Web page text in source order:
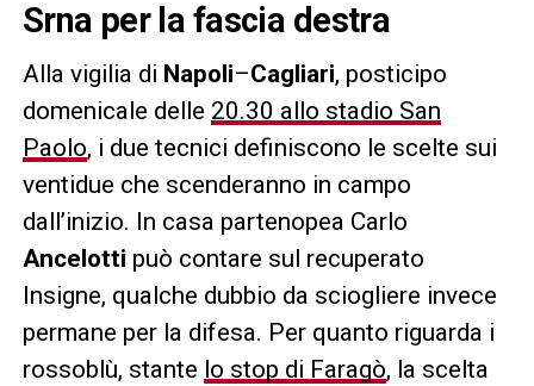
Srna per la fascia destra
Alla vigilia di Napoli–Cagliari, posticipo
domenicale delle 20.30 allo stadio San
Paolo, i due tecnici definiscono le scelte sui
ventidue che scenderanno in campo
dall’inizio. In casa partenopea Carlo
Ancelotti può contare sul recuperato
Insigne, qualche dubbio da sciogliere invece
permane per la difesa. Per quanto riguarda i
rossoblù, stante lo stop di Faragò, la scelta